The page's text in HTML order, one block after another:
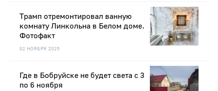
02 НОЯБРЯ 2025
Трамп отремонтировал ванную
комнату Линкольна в Белом доме.
Фотофакт
Где в Бобруйске не будет света с 3
по 6 ноября